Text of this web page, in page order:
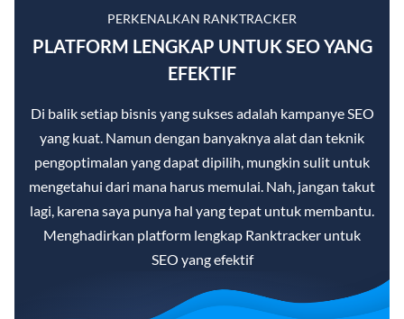
PERKENALKAN RANKTRACKER
PLATFORM LENGKAP UNTUK SEO YANG
EFEKTIF
Di balik setiap bisnis yang sukses adalah kampanye SEO
yang kuat. Namun dengan banyaknya alat dan teknik
pengoptimalan yang dapat dipilih, mungkin sulit untuk
mengetahui dari mana harus memulai. Nah, jangan takut
lagi, karena saya punya hal yang tepat untuk membantu.
Menghadirkan platform lengkap Ranktracker untuk
SEO yang efektif